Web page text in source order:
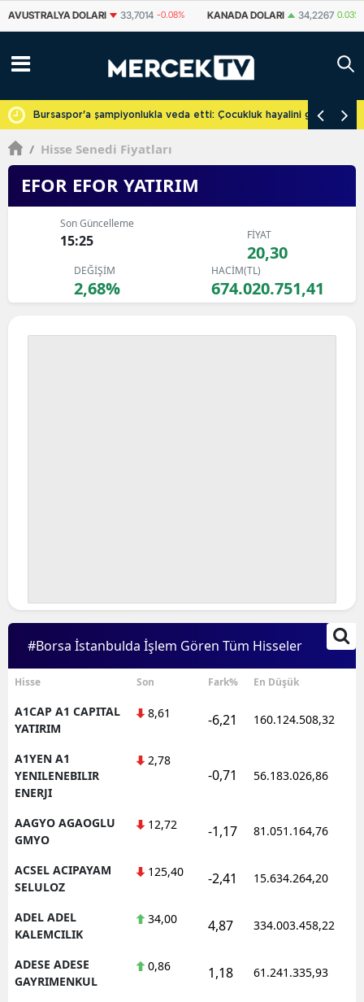
KANADA DOLARI 34,2267 0.03% İSVIÇRE FRANKI 59,0172 -0.1%
Bursaspor'a şampiyonlukla veda etti: Çocukluk hayalini
/ Hisse Senedi Fiyatları
EFOR EFOR YATIRIM
Son Güncelleme
15:25 FİYAT
20,30
DEĞİŞİM
2,68%
HACİM(TL)
674.020.751,41
#Borsa İstanbulda İşlem Gören Tüm Hisseler
Hisse Son Fark% En Düşük
A1CAP A1 CAPITAL
YATIRIM
8,61 -6,21 160.124.508,32
A1YEN A1
YENILENEBILIR
ENERJI
2,78
-0,71 56.183.026,86
AAGYO AGAOGLU
GMYO
12,72 -1,17 81.051.164,76
ACSEL ACIPAYAM
SELULOZ
125,40 -2,41 15.634.264,20
ADEL ADEL
KALEMCILIK
34,00 4,87 334.003.458,22
ADESE ADESE
GAYRIMENKUL
0,86 1,18 61.241.335,93